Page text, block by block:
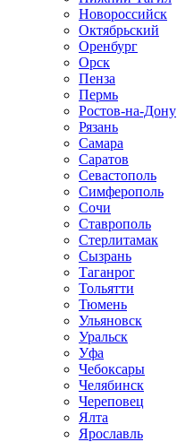
Новороссийск
Октябрьский
Оренбург
Орск
Пенза
Пермь
Ростов-на-Дону
Рязань
Самара
Саратов
Севастополь
Симферополь
Сочи
Ставрополь
Стерлитамак
Сызрань
Таганрог
Тольятти
Тюмень
Ульяновск
Уральск
Уфа
Чебоксары
Челябинск
Череповец
Ялта
Ярославль